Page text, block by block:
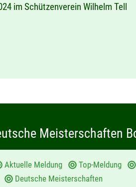
im Schützenverein Wilhelm Tell
Meisterschaften
Aktuelle Meldung
Top-Meldung
Deutsche Meisterschaften